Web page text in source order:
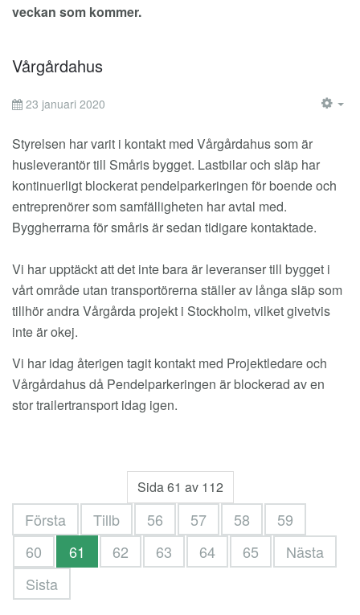
veckan som kommer.
Vårgårdahus
23 januari 2020
Styrelsen har varit i kontakt med Vårgårdahus som är
husleverantör till Småris bygget. Lastbilar och släp har
kontinuerligt blockerat pendelparkeringen för boende och
entreprenörer som samfälligheten har avtal med.
Byggherrarna för småris är sedan tidigare kontaktade.
Vi har upptäckt att det inte bara är leveranser till bygget i
vårt område utan transportörerna ställer av långa släp som
tillhör andra Vårgårda projekt i Stockholm, vilket givetvis
inte är okej.
Vi har idag återigen tagit kontakt med Projektledare och
Vårgårdahus då Pendelparkeringen är blockerad av en
stor trailertransport idag igen.
Sida 61 av 112
Första Tillb 56 57 58
59
60
61 62 63 64 65
Nästa
Sista